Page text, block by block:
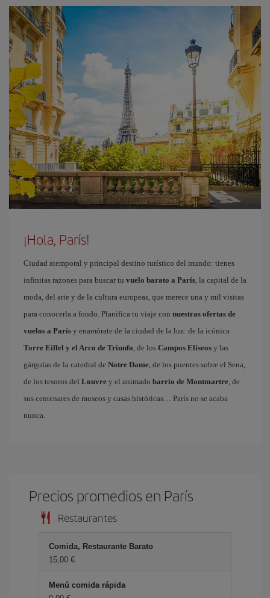
¡Hola, París!
Ciudad atemporal y principal destino turístico del mundo: tienes
infinitas razones para buscar tu vuelo barato a París, la capital de la
moda, del arte y de la cultura europeas, que merece una y mil visitas
para conocerla a fondo. Planifica tu viaje con nuestras ofertas de
vuelos a París y enamórate de la ciudad de la luz: de la icónica
Torre Eiffel y el Arco de Triunfo, de los Campos Elíseos y las
gárgolas de la catedral de Notre Dame, de los puentes sobre el Sena,
de los tesoros del Louvre y el animado barrio de Montmartre, de
sus centenares de museos y casas históricas… París no se acaba
nunca.
Precios promedios en París
Restaurantes
Comida, Restaurante Barato
15,00 €
Menú comida rápida